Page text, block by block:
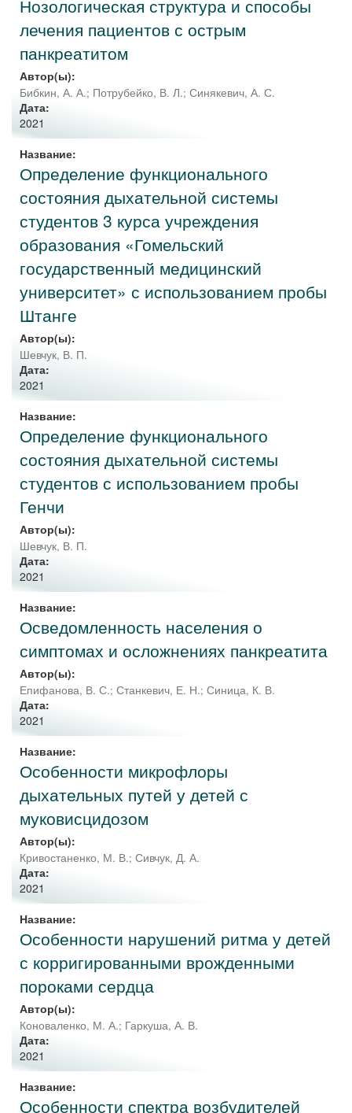
Нозологическая структура и способы
лечения пациентов с острым
панкреатитом
Автор(ы):
Бибкин, А. А.; Потрубейко, В. Л.; Синякевич, А. С.
Дата:
2021
Название:
Определение функционального
состояния дыхательной системы
студентов 3 курса учреждения
образования «Гомельский
государственный медицинский
университет» с использованием пробы
Штанге
Автор(ы):
Шевчук, В. П.
Дата:
2021
Название:
Определение функционального
состояния дыхательной системы
студентов с использованием пробы
Генчи
Автор(ы):
Шевчук, В. П.
Дата:
2021
Название:
Осведомленность населения о
симптомах и осложнениях панкреатита
Автор(ы):
Епифанова, В. С.; Станкевич, Е. Н.; Синица, К. В.
Дата:
2021
Название:
Особенности микрофлоры
дыхательных путей у детей с
муковисцидозом
Автор(ы):
Кривостаненко, М. В.; Сивчук, Д. А.
Дата:
2021
Название:
Особенности нарушений ритма у детей
с корригированными врожденными
пороками сердца
Автор(ы):
Коноваленко, М. А.; Гаркуша, А. В.
Дата:
2021
Название:
Особенности спектра возбудителей